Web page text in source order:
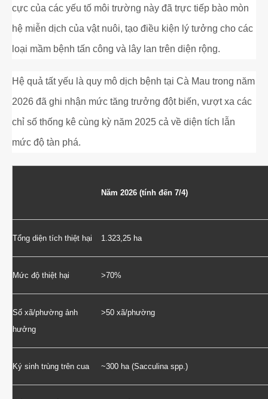
cực của các yếu tố môi trường này đã trực tiếp bào mòn
hệ miễn dịch của vật nuôi, tạo điều kiện lý tưởng cho các
loại mầm bệnh tấn công và lây lan trên diện rộng.
Hệ quả tất yếu là quy mô dịch bệnh tại Cà Mau trong năm
2026 đã ghi nhận mức tăng trưởng đột biến, vượt xa các
chỉ số thống kê cùng kỳ năm 2025 cả về diện tích lẫn
mức độ tàn phá.
Năm 2026 (tính đến 7/4)
Tổng diện tích thiệt hại 1.323,25 ha
Mức độ thiệt hại >70%
Số xã/phường ảnh
hưởng
>50 xã/phường
Ký sinh trùng trên cua ~300 ha (Sacculina spp.)